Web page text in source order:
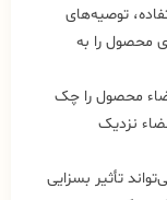
توصیه‌های
محصول را به
محصول را چک
نزدیک
تأثیر بسزایی